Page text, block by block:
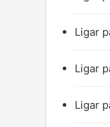
Ligar
Ligar
Ligar